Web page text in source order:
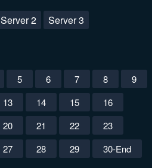
Server 2 Server 3
5 6 7 8
9
13 14 15
16
20 21 22
23
27 28 29 30-End